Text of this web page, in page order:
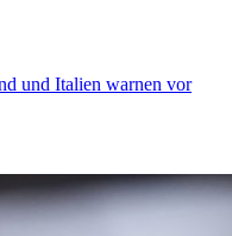
und Italien warnen vor